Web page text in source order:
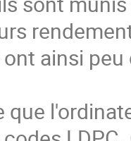
ainsi
que